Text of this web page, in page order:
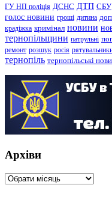
ГУ НП поліція ДСНС ДТП СБУ
голос новини гроші дитина
крадіжка кримінал новини
тернопільщини патрульні
ремонт розшук росія
тернопіль тернопільські
Архіви
Архіви